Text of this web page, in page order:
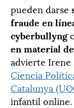
pueden darse
fraude en
cyberbullyng
en material
advierte
Ciencia
Catalunya
infantil online.